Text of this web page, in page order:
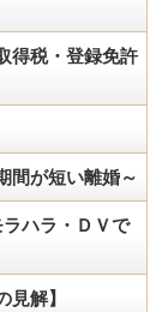
得税・登録免許
間が短い離婚～
ハラ・ＤＶで
解】